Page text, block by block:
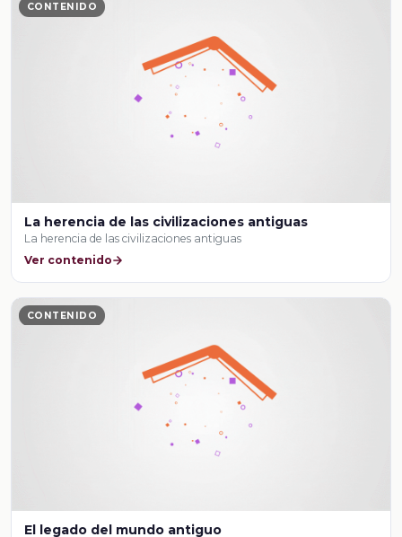
CONTENIDO
La herencia de las civilizaciones antiguas
La herencia de las civilizaciones antiguas
Ver contenido
CONTENIDO
El legado del mundo antiguo